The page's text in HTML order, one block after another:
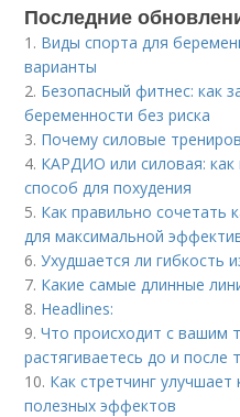
Последние
1. Виды спорта для
варианты
2. Безопасный фитнес: как
беременности без риска
3. Почему силовые
4. КАРДИО или силовая:
способ для похудения
5. Как правильно сочетать
для максимальной
6.Ухудшается ли гибкость
7. Какие самые длинные
8. Headlines:
9.Что происходит с вашим
растягиваетесь до и после
10. Как стретчинг
полезных эффектов